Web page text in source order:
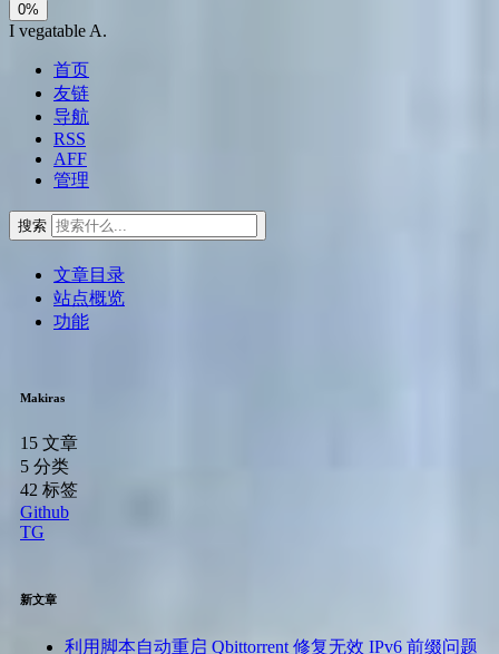
0%
I vegatable A.
首页
友链
导航
RSS
AFF
管理
搜索
文章目录
站点概览
功能
Makiras
15 文章
5 分类
42 标签
Github
TG
新文章
利用脚本自动重启 Qbittorrent 修复无效 IPv6 前缀问题